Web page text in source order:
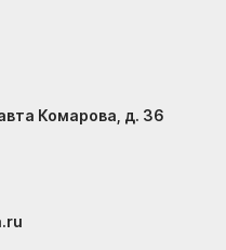
Комарова, д. 36